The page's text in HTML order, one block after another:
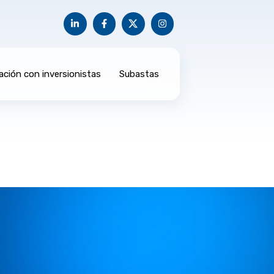
con inversionistas Subastas